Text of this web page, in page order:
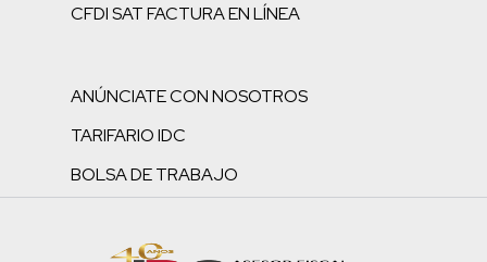
CFDI SAT FACTURA EN LÍNEA
ANÚNCIATE CON NOSOTROS
TARIFARIO IDC
BOLSA DE TRABAJO